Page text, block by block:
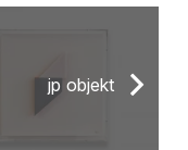
jp objekt